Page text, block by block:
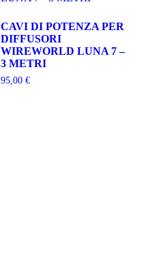
CAVI DI POTENZA PER
DIFFUSORI
WIREWORLD LUNA 7 –
3 METRI
95,00€